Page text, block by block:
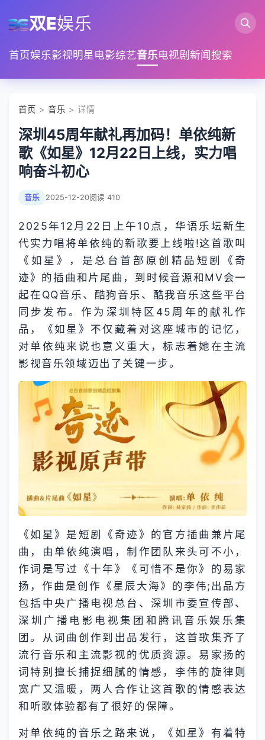
双E娱乐
首页娱乐影视明星电影综艺音乐电视剧 新闻搜索
首页 > 音乐 > 详情
深圳45周年献礼再加码！单依纯新
歌《如星》12月22日上线，实力唱
响奋斗初心
音乐 2025-12-20阅读 410
2025年12月22日上午10点，华语乐坛新生
代实力唱将单依纯的新歌要上线啦!这首歌叫
《如星》，是总台首部原创精品短剧《奇
迹》的插曲和片尾曲，到时候音源和MV会一
起在QQ音乐、酷狗音乐、酷我音乐这些平台
同步发布。作为深圳特区45周年的献礼作
品，《如星》不仅藏着对这座城市的记忆，
对单依纯来说也意义重大，标志着她在主流
影视音乐领域迈出了关键一步。
《如星》是短剧《奇迹》的官方插曲兼片尾
曲，由单依纯演唱，制作团队来头可不小，
作词是写过《十年》《可惜不是你》的易家
扬，作曲是创作《星辰大海》的李伟;出品方
包括中央广播电视总台、深圳市委宣传部、
深圳广播电影电视集团和腾讯音乐娱乐集
团。从词曲创作到出品发行，这首歌集齐了
流行音乐和主流影视的优质资源。易家扬的
词特别擅长捕捉细腻的情感，李伟的旋律则
宽广又温暖，两人合作让这首歌的情感表达
和听歌体验都有了很好的保障。
对单依纯的音乐之路来说，《如星》有着特